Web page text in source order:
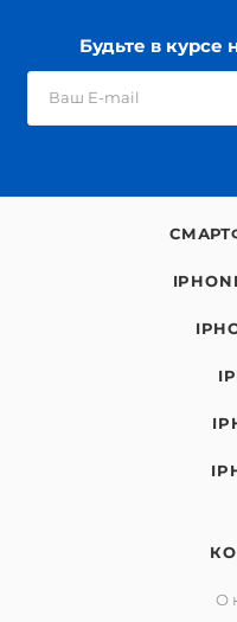
Будьте в курсе
О